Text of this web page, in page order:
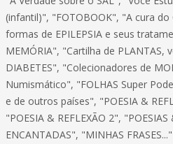
(infantil)", "FOTOBOOK", "A cura do
formas de EPILEPSIA e seus
MEMÓRIA", "Cartilha de PLANTAS,
DIABETES", "Colecionadores de
Numismático", "FOLHAS Super
e de outros países", "POESIA &
"POESIA & REFLEXÃO 2", "POESIAS
ENCANTADAS", "MINHAS